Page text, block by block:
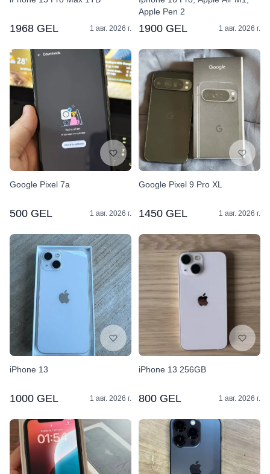
1968 GEL 1 авг. 2026 г.
Apple Pen 2
1900 GEL 1 авг. 2026 г.
Google Pixel 7a
500 GEL 1 авг. 2026 г.
Google Pixel 9 Pro XL
1450 GEL 1 авг. 2026 г.
iPhone 13
1000 GEL 1 авг. 2026 г.
iPhone 13 256GB
800 GEL 1 авг. 2026 г.